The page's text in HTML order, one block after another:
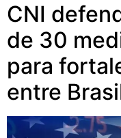
CNI
de 30
para
entre